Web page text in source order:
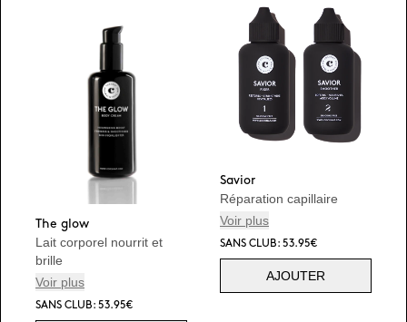
The glow
Lait corporel nourrit et
brille
Voir plus
SANS CLUB: 53.95€
Savior
Réparation capillaire
Voir plus
SANS CLUB: 53.95€
AJOUTER